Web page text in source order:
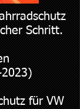
Schritt.
2023)
für VW